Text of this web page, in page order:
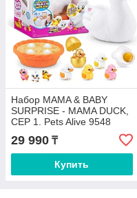
Набор MAMA & BABY
SURPRISE - MAMA DUCK,
СЕР 1. Pets Alive 9548
29 990 ₸
Купить